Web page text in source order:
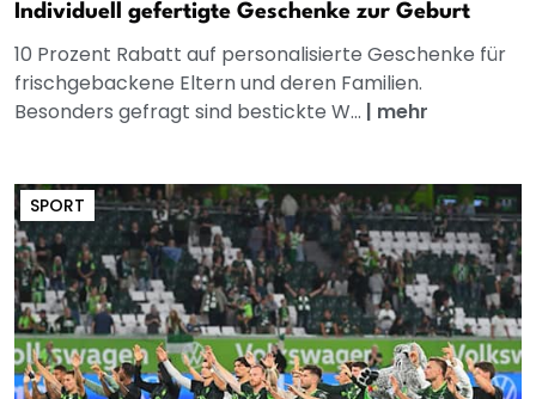
Individuell gefertigte Geschenke zur Geburt
10 Prozent Rabatt auf personalisierte Geschenke für
frischgebackene Eltern und deren Familien.
Besonders gefragt sind bestickte W... | mehr
SPORT